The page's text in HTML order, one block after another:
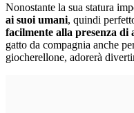
Nonostante la sua statura
ai suoi umani, quindi
facilmente alla presenza
gatto da compagnia anche
giocherellone, adorerà